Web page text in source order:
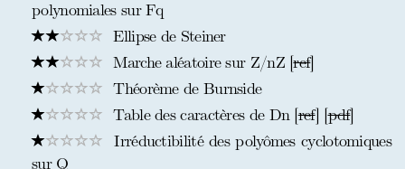
polynomiales sur Fq
Ellipse de Steiner
Marche aléatoire sur Z/nZ [ref]
Théorème de Burnside
Table des caractères de Dn [ref] [pdf]
Irréductibilité des polyômes cyclotomiques
sur Q